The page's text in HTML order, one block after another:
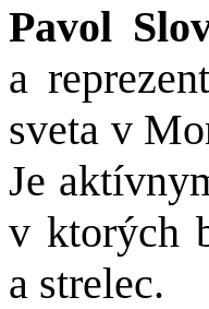
Pavol
a
sveta v
Je
v ktorých
a strelec.